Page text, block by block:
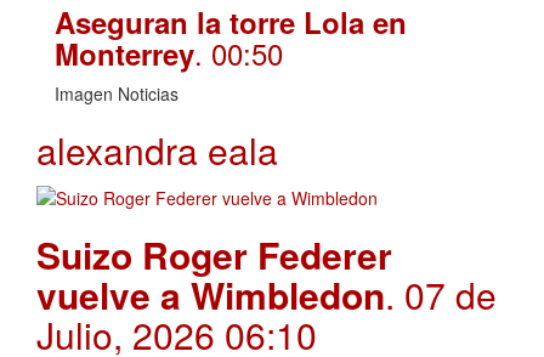
Aseguran la torre Lola en
Monterrey. 00:50
Imagen Noticias
alexandra eala
Suizo Roger Federer
vuelve a Wimbledon. 07 de
Julio, 2026 06:10